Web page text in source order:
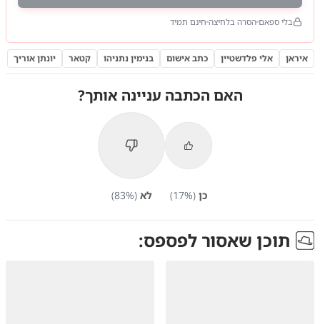
בלי ספאם הסרה בלחיצה חינם תמיד
איראן אלי פלדשטיין כתב אישום בנימין נתניהו קטאר יונתן אוריך
האם הכתבה עניינה אותך?
כן (
17%) לא (
83%)
תוכן שאסור לפספס: